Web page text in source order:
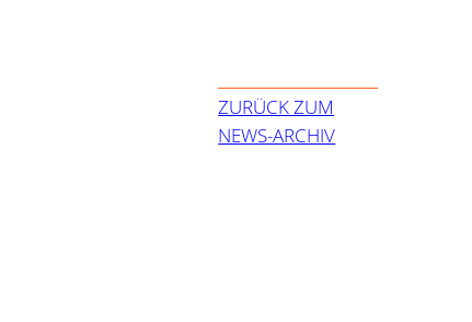
ZURÜCK ZUM
NEWS-ARCHIV